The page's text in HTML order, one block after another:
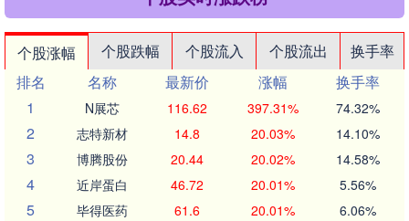
个股涨幅 个股跌幅 个股流入 个股流出
换手率
排名
名称 最新价 涨幅
换手率
1
N展芯 116.62 397.31% 74.32%
2 志特新材 14.8 20.03% 14.10%
3 博腾股份 20.44 20.02% 14.58%
4 近岸蛋白 46.72 20.01% 5.56%
5 毕得医药 61.6 20.01% 6.06%